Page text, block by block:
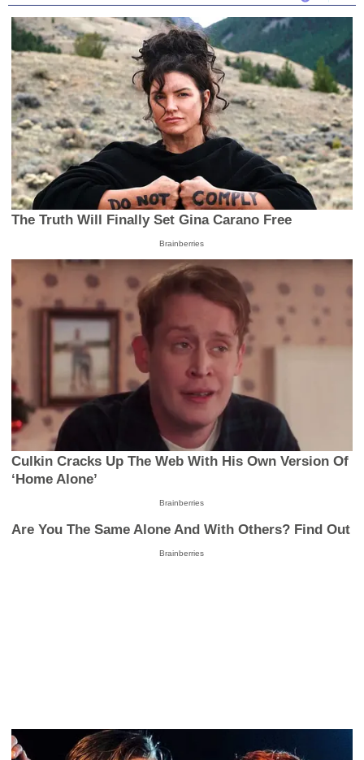
16
seconds
The Truth Will Finally Set Gina Carano Free
Brainberries
Culkin Cracks Up The Web With His Own Version Of
‘Home Alone’
Brainberries
Are You The Same Alone And With Others? Find Out
Brainberries